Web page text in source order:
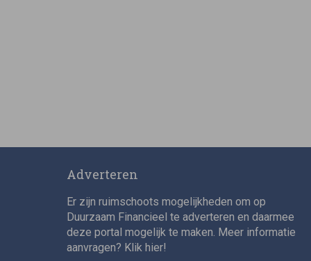
Adverteren
Er zijn ruimschoots mogelijkheden om op
Duurzaam Financieel te adverteren en daarmee
deze portal mogelijk te maken. Meer informatie
aanvragen? Klik hier!